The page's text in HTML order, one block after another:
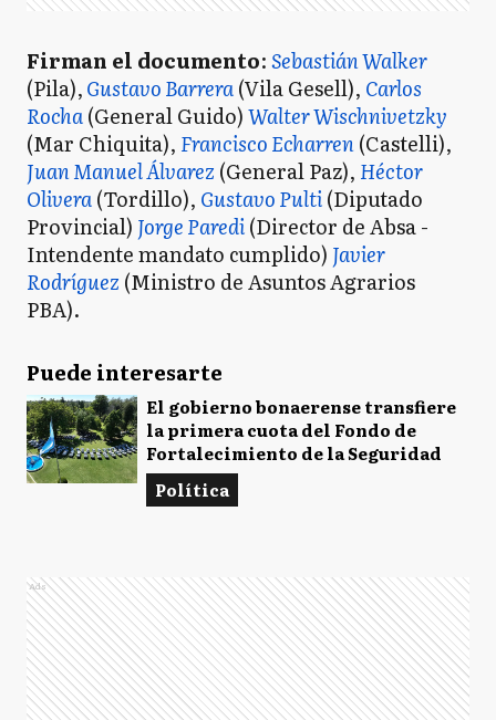
Firman el documento:Sebastián Walker
(Pila),Gustavo Barrera(Vila Gesell), Carlos
Rocha(General Guido)Walter Wischnivetzky
(Mar Chiquita), Francisco Echarren(Castelli),
Juan Manuel Álvarez (General Paz), Héctor
Olivera(Tordillo), Gustavo Pulti(Diputado
Provincial) Jorge Paredi(Director de Absa -
Intendente mandato cumplido) Javier
Rodríguez (Ministro de Asuntos Agrarios
PBA).
Puede interesarte
El gobierno bonaerense transfiere
la primera cuota del Fondo de
Fortalecimiento de la Seguridad
Política
Ads